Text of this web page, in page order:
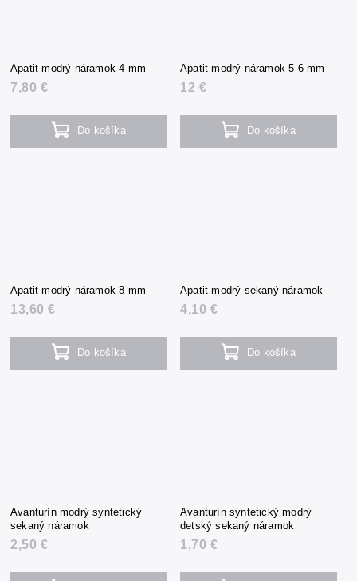
Apatit modrý náramok 4 mm
7,80 €
Do košíka
Apatit modrý náramok 5-6 mm
12 €
Do košíka
Apatit modrý náramok 8 mm
13,60 €
Do košíka
Apatit modrý sekaný náramok
4,10 €
Do košíka
Avanturín modrý syntetický
sekaný náramok
2,50 €
Avanturín syntetický modrý
detský sekaný náramok
1,70 €